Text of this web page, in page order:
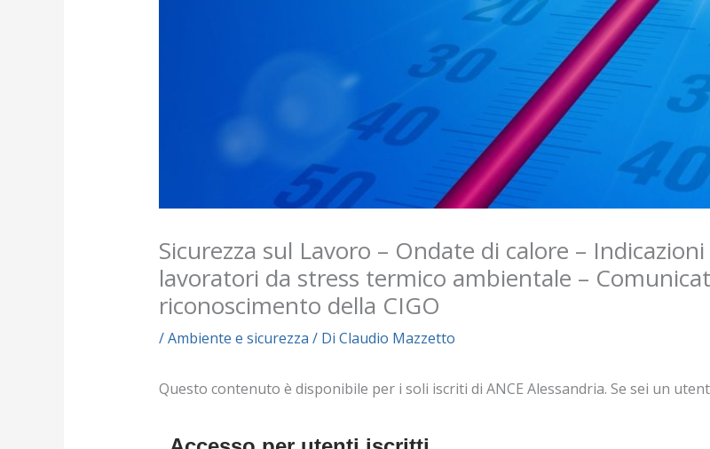
Sicurezza sul Lavoro – Ondate di calore –
lavoratori da stress termico ambientale –
riconoscimento della CIGO
/Ambiente e sicurezza / Di Claudio Mazzetto
Questo contenuto è disponibile per i soli iscriti di ANCE Alessandria. Se sei un